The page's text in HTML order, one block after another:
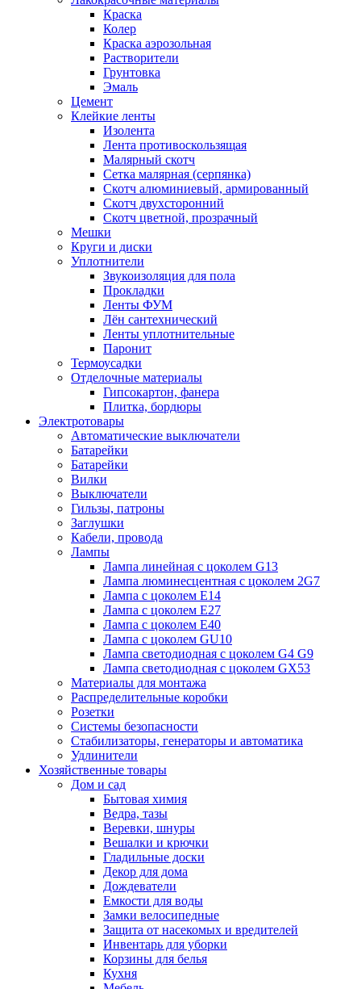
Краска
Колер
Краска аэрозольная
Растворители
Грунтовка
Эмаль
Цемент
Клейкие ленты
Изолента
Лента противоскользящая
Малярный скотч
Сетка малярная (серпянка)
Скотч алюминиевый, армированный
Скотч двухсторонний
Скотч цветной, прозрачный
Мешки
Круги и диски
Уплотнители
Звукоизоляция для пола
Прокладки
Ленты ФУМ
Лён сантехнический
Ленты уплотнительные
Паронит
Термоусадки
Отделочные материалы
Гипсокартон, фанера
Плитка, бордюры
Электротовары
Автоматические выключатели
Батарейки
Батарейки
Вилки
Выключатели
Гильзы, патроны
Заглушки
Кабели, провода
Лампы
Лампа линейная с цоколем G13
Лампа люминесцентная с цоколем 2G7
Лампа с цоколем E14
Лампа с цоколем E27
Лампа с цоколем E40
Лампа с цоколем GU10
Лампа светодиодная с цоколем G4 G9
Лампа светодиодная с цоколем GX53
Материалы для монтажа
Распределительные коробки
Розетки
Системы безопасности
Стабилизаторы, генераторы и автоматика
Удлинители
Хозяйственные товары
Дом и сад
Бытовая химия
Ведра, тазы
Веревки, шнуры
Вешалки и крючки
Гладильные доски
Декор для дома
Дождеватели
Емкости для воды
Замки велосипедные
Защита от насекомых и вредителей
Инвентарь для уборки
Корзины для белья
Кухня